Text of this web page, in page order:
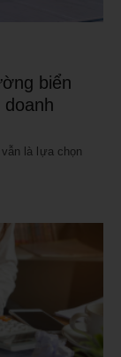
biển
là lựa chọn